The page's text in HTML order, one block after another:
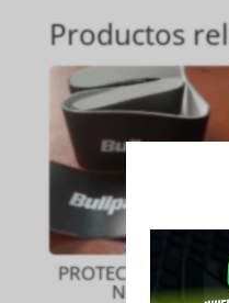
Productos
PROTECTOR FRAME
NEGRO